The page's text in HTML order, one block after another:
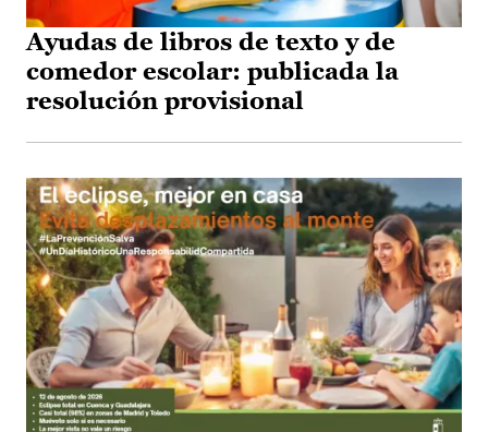
Ayudas de libros de texto y de
comedor escolar: publicada la
resolución provisional